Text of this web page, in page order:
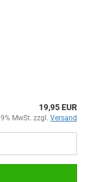
19,95 EUR
MwSt. zzgl. Versand